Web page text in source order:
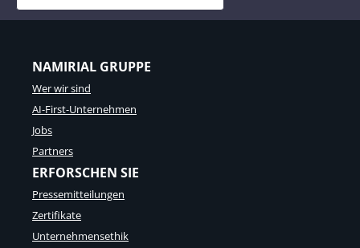
NAMIRIAL GRUPPE
Wer wir sind
AI-First-Unternehmen
Jobs
Partners
ERFORSCHEN SIE
Pressemitteilungen
Zertifikate
Unternehmensethik